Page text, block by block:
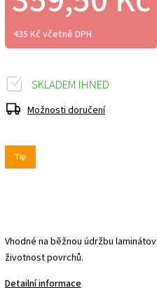
435 Kč včetně DPH
Tip
Vhodné na běžnou údržbu
životnost povrchů.
Detailní informace
SKLADEM IHNED
Možnosti doručení